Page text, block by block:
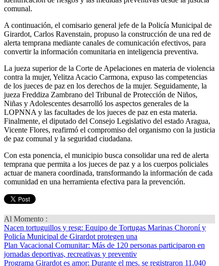
comunal.
A continuación, el comisario general jefe de la Policía Municipal de
Girardot, Carlos Ravenstain, propuso la construcción de una red de
alerta temprana mediante canales de comunicación efectivos, para
convertir la información comunitaria en inteligencia preventiva.
La jueza superior de la Corte de Apelaciones en materia de violencia
contra la mujer, Yelitza Acacio Carmona, expuso las competencias
de los jueces de paz en los derechos de la mujer. Seguidamente, la
jueza Freddiza Zambrano del Tribunal de Protección de Niños,
Niñas y Adolescentes desarrolló los aspectos generales de la
LOPNNA y las facultades de los jueces de paz en esta materia.
Finalmente, el diputado del Consejo Legislativo del estado Aragua,
Vicente Flores, reafirmó el compromiso del organismo con la justicia
de paz comunal y la seguridad ciudadana.
Con esta ponencia, el municipio busca consolidar una red de alerta
temprana que permita a los jueces de paz y a los cuerpos policiales
actuar de manera coordinada, transformando la información de cada
comunidad en una herramienta efectiva para la prevención.
Al Momento :
Nacen tortuguillos y resg: Equipo de Tortugas Marinas Choroní y
Policía Municipal de Girardot protegen una
Plan Vacacional Comunitar: Más de 120 personas participaron en
jornadas deportivas, recreativas y preventiv
Programa Girardot es amor: Durante el mes, se registraron 11.040